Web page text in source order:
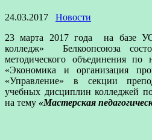
24.03.2017
Новости
23 марта 2017 года на базе
колледж» Белкоопсоюза
методического объединения по
«Экономика и организация
«Управление» в секции
учебных дисциплин колледжей
на тему «Мастерская